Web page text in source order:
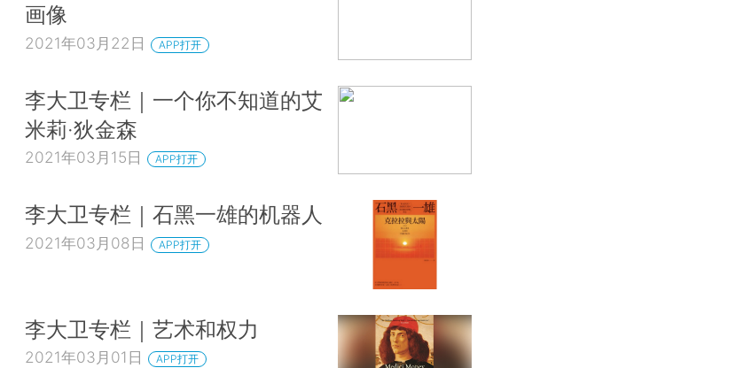
画像
2021年03月22日 APP打开
李大卫专栏｜一个你不知道的艾
米莉·狄金森
2021年03月15日 APP打开
李大卫专栏｜石黑一雄的机器人
2021年03月08日 APP打开
李大卫专栏｜艺术和权力
2021年03月01日 APP打开